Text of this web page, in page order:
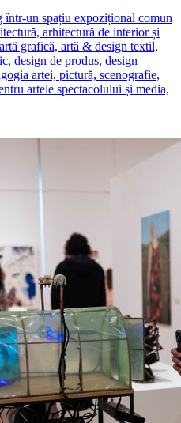
un spațiu expozițional comun
arhitectură de interior și
grafică, artă & design textil,
design de produs, design
artei, pictură, scenografie,
artele spectacolului și media,